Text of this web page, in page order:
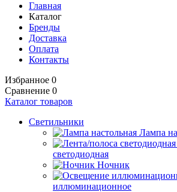
Главная
Каталог
Бренды
Доставка
Оплата
Контакты
Избранное 0
Сравнение 0
Каталог товаров
Светильники
Лампа
светодиодная
Ночник
иллюминационное